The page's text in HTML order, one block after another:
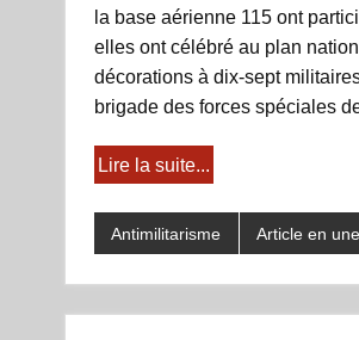
la base aérienne 115 ont
elles ont célébré au plan
décorations à dix-sept
brigade des forces spéciales
Lire la suite...
Antimilitarisme Article en une